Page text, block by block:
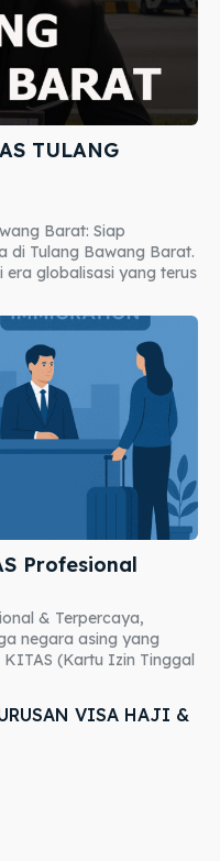
TULANG
Barat: Siap
di Tulang Bawang Barat.
era globalisasi yang terus
Profesional
& Terpercaya,
negara asing yang
(Kartu Izin Tinggal
VISA HAJI &